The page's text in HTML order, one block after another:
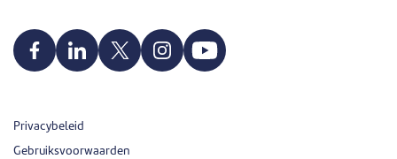
Privacybeleid
Gebruiksvoorwaarden